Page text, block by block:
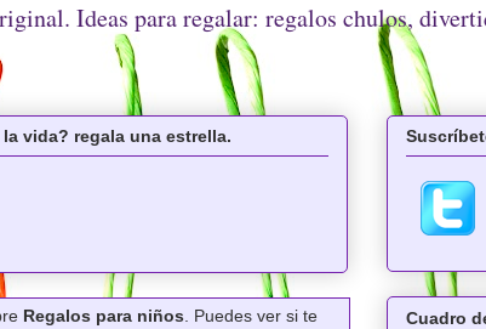
Ideas para regalar: regalos chulos,
vida? regala una estrella.
Regalos para niños. Puedes ver si te
Cuadro